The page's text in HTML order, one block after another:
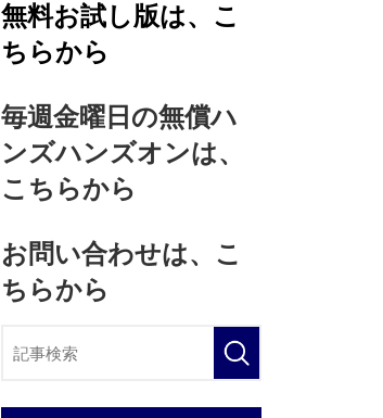
無料お試し版は、こ
ちらから
毎週金曜日の無償ハ
ンズハンズオンは、
こちらから
お問い合わせは、こ
ちらから